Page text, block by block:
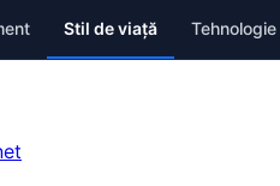
Stil de viață Tehnologie